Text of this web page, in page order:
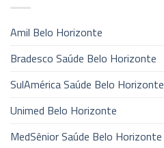
Amil Belo Horizonte
Bradesco Saúde Belo Horizonte
SulAmérica Saúde Belo Horizonte
Unimed Belo Horizonte
MedSênior Saúde Belo Horizonte